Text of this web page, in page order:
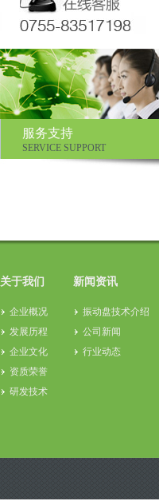
服务支持
SERVICE SUPPORT
关于我们
企业概况
发展历程
企业文化
资质荣誉
研发技术
新闻资讯
振动盘技术介绍
公司新闻
行业动态